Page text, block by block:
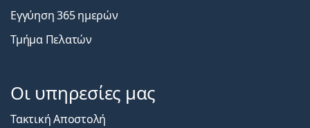
Εγγύηση 365 ημερών
Τμήμα Πελατών
Οι υπηρεσίες μας
Τακτική Αποστολή